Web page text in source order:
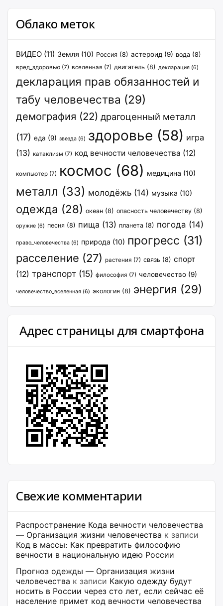
Облако меток
ВИДЕО (11) Земля (10) Россия (8) астероид (9) вода (8)
вред_здоровью (7) вселенная (7) двигатель (8) декларация (6)
декларация прав обязанностей и
табу человечества (29)
демография (22) драгоценный металл
(17) еда (9) звезда (6) здоровье (58) игра
(13) катаклизм (7) код вечности человечества (12)
компьютер (7) космос (68) медицина (10)
металл (33) молодёжь (14) музыка (10)
одежда (28) океан (8) опасность человечеству (8)
оружие (6) песня (8) пища (13) планета (8) погода (14)
право_человечества (6) природа (10) прогресс (31)
расселение (27) растения (7) связь (8) спорт
(12) транспорт (15) философия (7) человечество (9)
человечество_вселенная (6) экология (8) энергия (29)
Адрес страницы для смартфона
Свежие комментарии
Распространение Кода вечности человечества
— Организация жизни человечества к записи
Код в массы: Как превратить философию
вечности в национальную идею России
Прогноз одежды — Организация жизни
человечества к записи Какую одежду будут
носить в России через сто лет, если сейчас её
население примет код вечности человечества